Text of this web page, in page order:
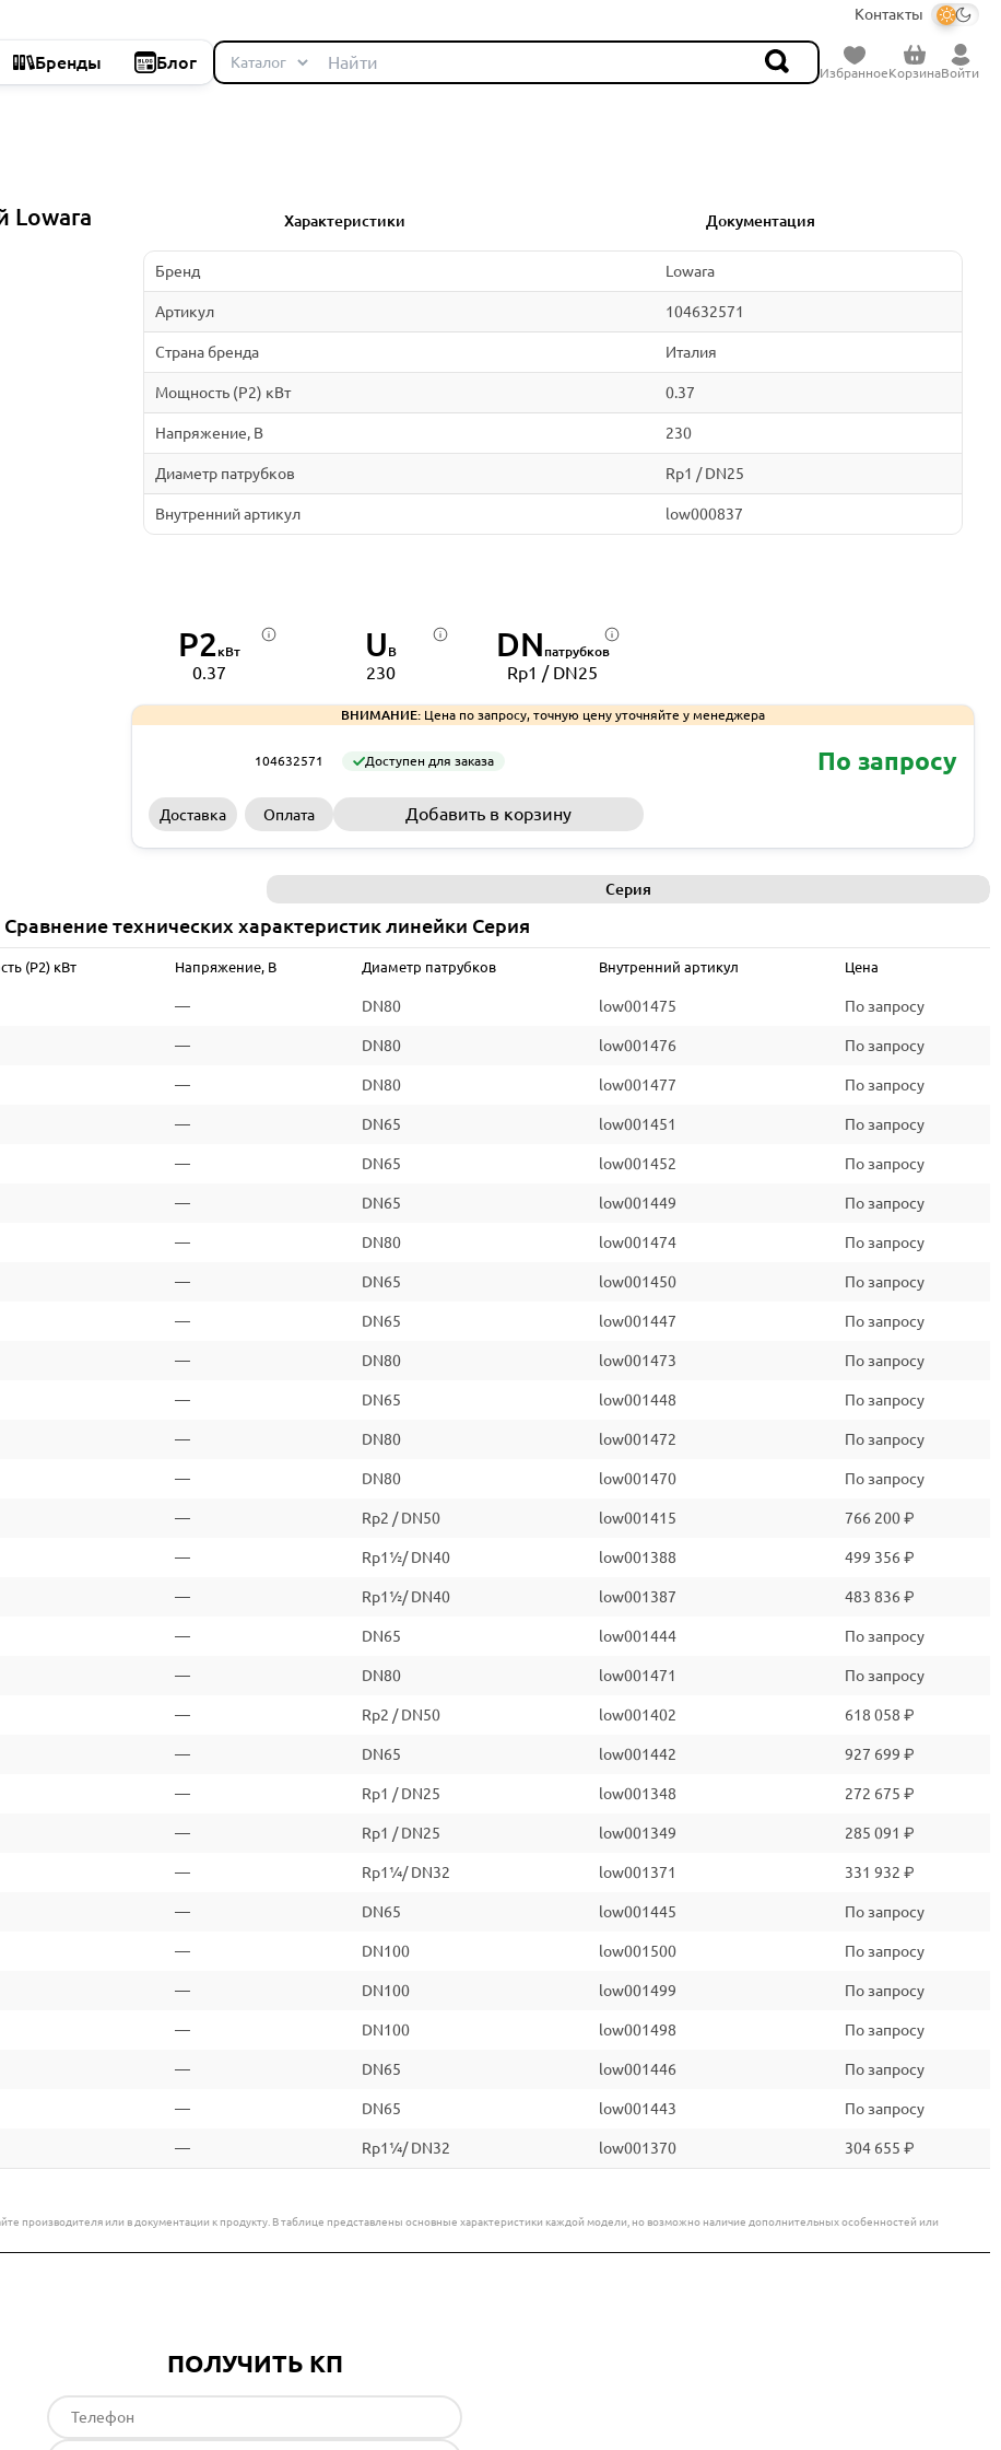
Контакты
Бренды Блог
ИзбранноеКорзинаВойти
Lowara
Характеристики Документация
Бренд Lowara
Артикул 104632571
Страна бренда Италия
Мощность (P2) кВт 0.37
Напряжение, В 230
Диаметр патрубков Rp1 / DN25
Внутренний артикул low000837
P2кВт
0.37
U В
230
DN патрубков
Rp1 / DN25
ВНИМАНИЕ:Цена по запросу, точную цену уточняйте у менеджера
104632571 Доступен для заказа По запросу
Доставка Оплата Добавить в корзину
Серия
Сравнение технических характеристик линейки Серия
(P2) кВт Напряжение, В Диаметр патрубков Внутренний артикул Цена
— DN80 low001475 По запросу
— DN80 low001476 По запросу
— DN80 low001477 По запросу
— DN65 low001451 По запросу
— DN65 low001452 По запросу
— DN65 low001449 По запросу
— DN80 low001474 По запросу
— DN65 low001450 По запросу
— DN65 low001447 По запросу
— DN80 low001473 По запросу
— DN65 low001448 По запросу
— DN80 low001472 По запросу
— DN80 low001470 По запросу
— Rp2 / DN50 low001415 766 200 ₽
— Rp1½/ DN40 low001388 499 356 ₽
— Rp1½/ DN40 low001387 483 836 ₽
— DN65 low001444 По запросу
— DN80 low001471 По запросу
— Rp2 / DN50 low001402 618 058 ₽
— DN65 low001442 927 699 ₽
— Rp1 / DN25 low001348 272 675 ₽
— Rp1 / DN25 low001349 285 091 ₽
— Rp1¼/ DN32 low001371 331 932 ₽
— DN65 low001445 По запросу
— DN100 low001500 По запросу
— DN100 low001499 По запросу
— DN100 low001498 По запросу
— DN65 low001446 По запросу
— DN65 low001443 По запросу
— Rp1¼/ DN32 low001370 304 655 ₽
производителя или в документации к продукту. В таблице представлены основные характеристики каждой модели, но возможно наличие дополнительных особенностей или
ПОЛУЧИТЬ КП